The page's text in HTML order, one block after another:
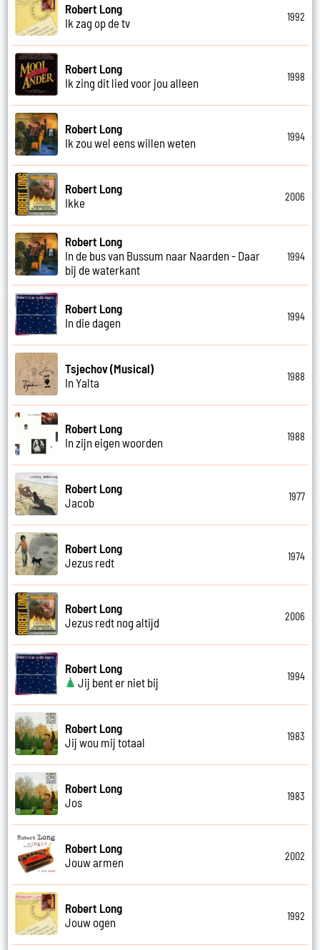
Robert Long
Ik zag op de tv
1992
Robert Long
Ik zing dit lied voor jou alleen
1998
Robert Long
Ik zou wel eens willen weten
1994
Robert Long
Ikke
2006
Robert Long
In de bus van Bussum naar Naarden - Daar
bij de waterkant
1994
Robert Long
In die dagen
1994
Tsjechov (Musical)
In Yalta
1988
Robert Long
In zijn eigen woorden
1988
Robert Long
Jacob
1977
Robert Long
Jezus redt
1974
Robert Long
Jezus redt nog altijd
2006
Robert Long
Jij bent er niet bij
1994
Robert Long
Jij wou mij totaal
1983
Robert Long
Jos
1983
Robert Long
Jouw armen
2002
Robert Long
Jouw ogen
1992